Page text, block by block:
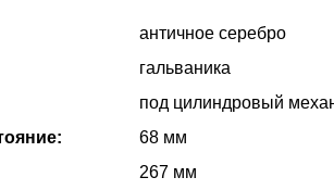
античное серебро
гальваника
под цилиндровый
68 мм
267 мм